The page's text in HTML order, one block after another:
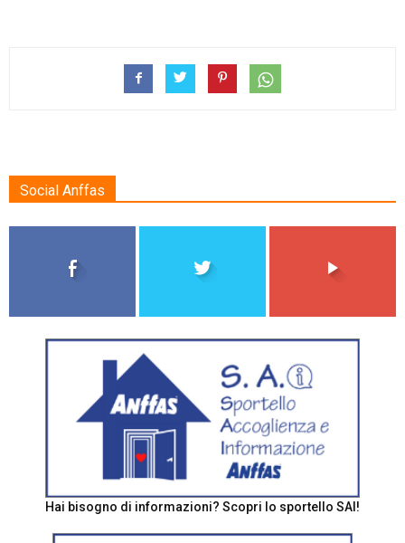
Social Anffas
Hai bisogno di informazioni? Scopri lo sportello SAI!